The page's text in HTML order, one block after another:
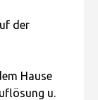
der
Hause
u.